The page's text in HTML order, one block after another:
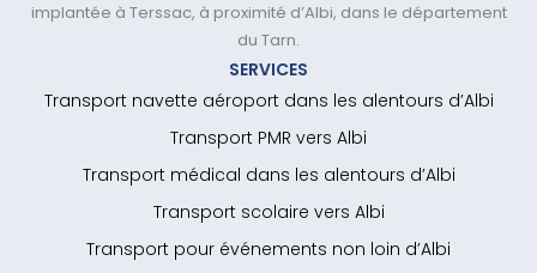
implantée à Terssac, à proximité d’Albi, dans le département
du Tarn.
SERVICES
Transport navette aéroport dans les alentours d’Albi
Transport PMR vers Albi
Transport médical dans les alentours d’Albi
Transport scolaire vers Albi
Transport pour événements non loin d’Albi